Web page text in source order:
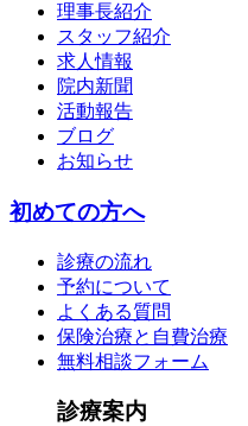
理事長紹介
スタッフ紹介
求人情報
院内新聞
活動報告
ブログ
お知らせ
初めての方へ
診療の流れ
予約について
よくある質問
保険治療と自費治療
無料相談フォーム
診療案内